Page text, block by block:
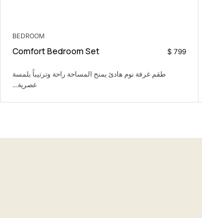
ARMCHAIRS
Camilia Armchair 220
كرسي جانبي مريح يضيف لمسة دافئة وعصرية بسيطة.